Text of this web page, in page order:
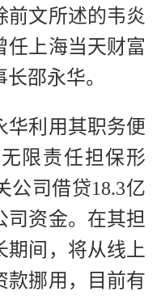
前文所述的韦炎
任上海当天财富
邵永华。
华利用其职务便
限责任担保形
公司借贷18.3亿
司资金。在其担
期间，将从线上
款挪用，目前有